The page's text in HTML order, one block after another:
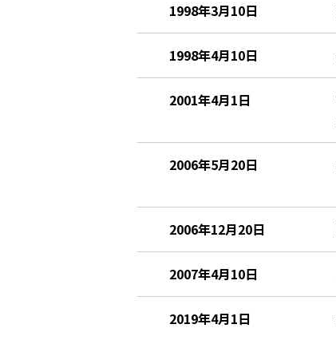
1998年3月10日
1998年4月10日
2001年4月1日
2006年5月20日
2006年12月20日
2007年4月10日
2019年4月1日